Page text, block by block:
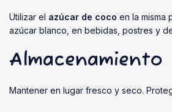
Utilizar el azúcar de coco en la misma
azúcar blanco, en bebidas, postres y
Almacenamiento
Mantener en lugar fresco y seco.